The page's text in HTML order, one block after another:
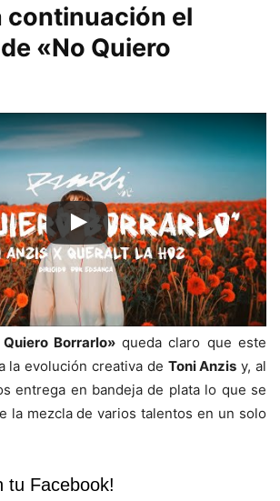
continuación el
«No Quiero
Quiero Borrarlo»queda claro que este
la evolución creativa de Toni Anzis y, al
entrega en bandeja de plata lo que se
la mezcla de varios talentos en un solo
tu Facebook!